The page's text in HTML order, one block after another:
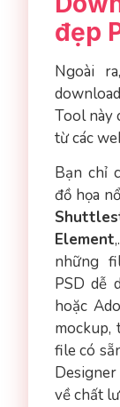
đẹp
Ngoài
Tool này
từ các
Bạn chỉ
đồ họa
Element
những
PSD dễ
hoặc
mockup,
file có
về chất